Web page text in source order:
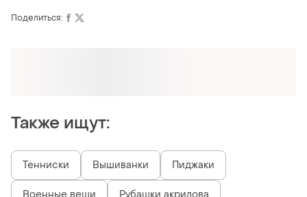
Поделиться:
Также ищут:
Тенниски Вышиванки Пиджаки